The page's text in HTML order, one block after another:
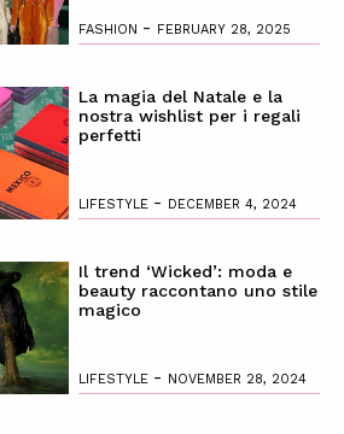
FASHION - FEBRUARY 28, 2025
La magia del Natale e la
nostra wishlist per i regali
perfetti
LIFESTYLE - DECEMBER 4, 2024
Il trend ‘Wicked’: moda e
beauty raccontano uno stile
magico
LIFESTYLE - NOVEMBER 28, 2024